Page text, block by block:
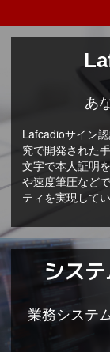
あ
Lafcadioサイン
究で開発された
文字で本人証明
や速度筆圧など
ティを実現してい
シス
業務システ